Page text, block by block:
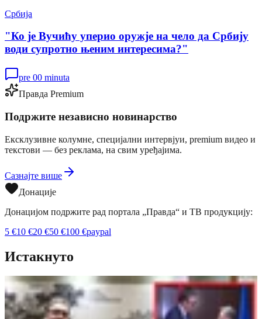
Србија
"Ко је Вучићу уперио оружје на чело да Србију
води супротно њеним интересима?"
pre 00 minuta
Правда Premium
Подржите независно новинарство
Ексклузивне колумне, специјални интервјуи, premium видео и
текстови — без реклама, на свим уређајима.
Сазнајте више
Донације
Донацијом подржите рад портала „Правда“ и ТВ продукцију:
5 €10 €20 €50 €100 €paypal
Истакнуто